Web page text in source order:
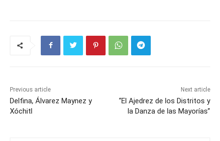
Previous article
Delfina, Álvarez Maynez y
Xóchitl
Next article
“El Ajedrez de los Distritos y
la Danza de las Mayorías”